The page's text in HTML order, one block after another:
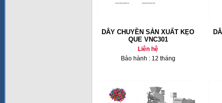
DÂY CHUYỀN SẢN XUẤT KẸO
QUE VNC301
Liên hệ
Bảo hành : 12 tháng